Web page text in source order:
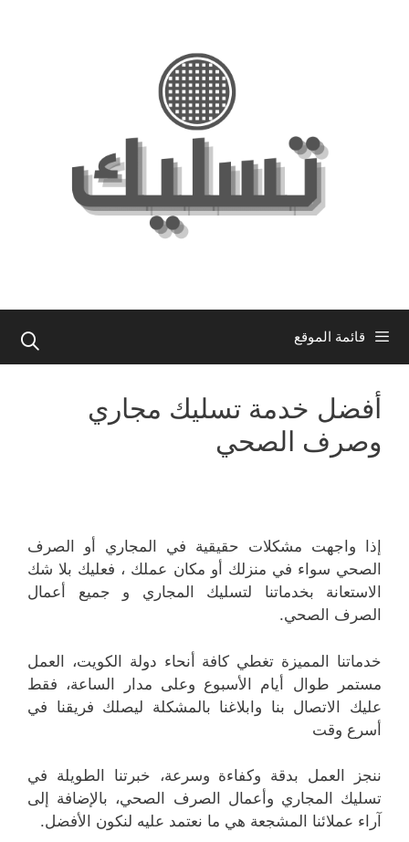
قائمة الموقع
أفضل خدمة تسليك مجاري
وصرف الصحي
إذا واجهت مشكلات حقيقية في المجاري أو الصرف
الصحي سواء في منزلك أو مكان عملك ، فعليك بلا شك
الاستعانة بخدماتنا لتسليك المجاري و جميع أعمال
الصرف الصحي.
خدماتنا المميزة تغطي كافة أنحاء دولة الكويت، العمل
مستمر طوال أيام الأسبوع وعلى مدار الساعة، فقط
عليك الاتصال بنا وابلاغنا بالمشكلة ليصلك فريقنا في
أسرع وقت
ننجز العمل بدقة وكفاءة وسرعة، خبرتنا الطويلة في
تسليك المجاري وأعمال الصرف الصحي، بالإضافة إلى
آراء عملائنا المشجعة هي ما نعتمد عليه لنكون الأفضل.